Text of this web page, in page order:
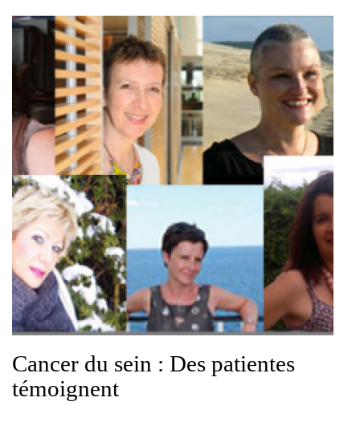
Cancer du sein : Des patientes
témoignent